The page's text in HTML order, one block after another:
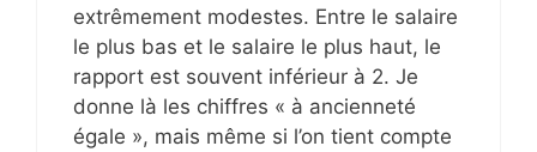
extrêmement modestes. Entre le salaire
le plus bas et le salaire le plus haut, le
rapport est souvent inférieur à 2. Je
donne là les chiffres « à ancienneté
égale », mais même si l’on tient compte